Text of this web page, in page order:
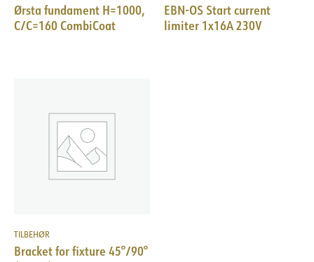
Ørsta fundament H=1000,
C/C=160 CombiCoat
EBN-OS Start current
limiter 1x16A 230V
TILBEHØR
Bracket for fixture 45°/90°